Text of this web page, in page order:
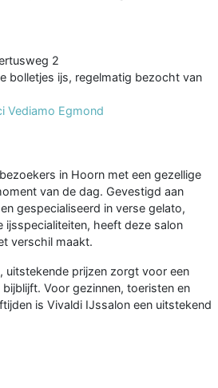
2
bolletjes ijs, regelmatig bezocht van
Vediamo Egmond
in Hoorn met een gezellige
van de dag. Gevestigd aan
gespecialiseerd in verse gelato,
ijsspecialiteiten, heeft deze salon
verschil maakt.
uitstekende prijzen zorgt voor een
Voor gezinnen, toeristen en
is Vivaldi IJssalon een uitstekend